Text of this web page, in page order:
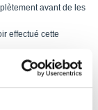
avant de les
effectué cette